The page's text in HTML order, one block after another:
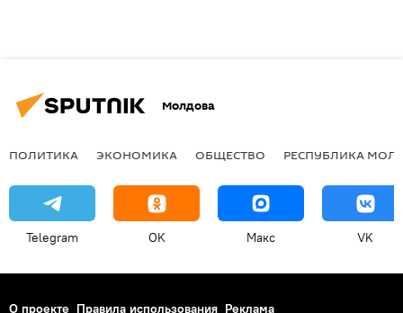
Молдова
ПОЛИТИКА ЭКОНОМИКА ОБЩЕСТВО РЕСПУБЛИКА
Telegram OK Макс VK
О проекте Правила использования Реклама